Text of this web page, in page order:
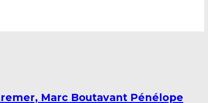
Marc Boutavant Pénélope